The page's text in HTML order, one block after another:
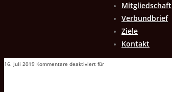
Mitgliedschaft
Verbundbrief
Ziele
Kontakt
16. Juli 2019 Kommentare deaktiviert für